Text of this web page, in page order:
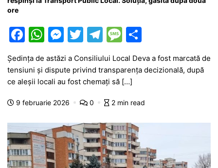
ore
F
c
e
b
o
o
k
W
at
s
A
p
p
M
s
s
e
n
g
er
T
itt
er
T
e
gr
a
m
M
s
s
a
e
ta
a
ă
Ședința de astăzi a Consiliului Local Deva a fost marcată de
tensiuni și dispute privind transparența decizională, după
ce aleșii locali au fost chemați să […]
9 februarie 2026 0 2 min read